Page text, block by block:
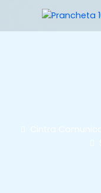
o
Cintra